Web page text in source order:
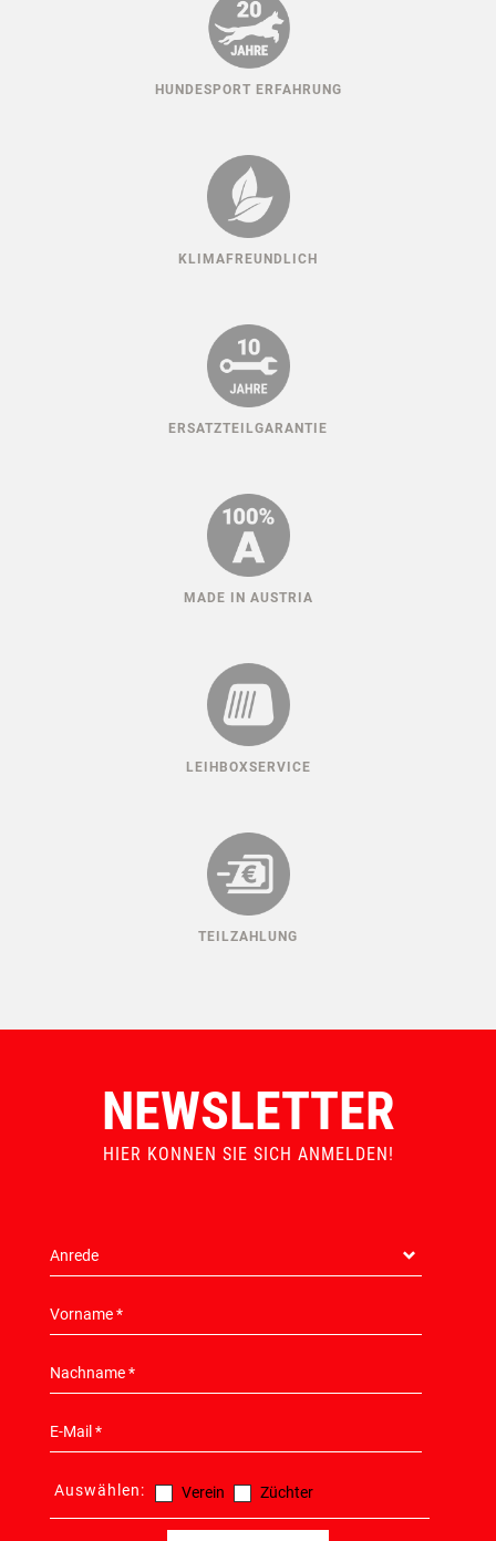
HUNDESPORT ERFAHRUNG
KLIMAFREUNDLICH
ERSATZTEILGARANTIE
MADE IN AUSTRIA
LEIHBOXSERVICE
TEILZAHLUNG
NEWSLETTER
HIER KONNEN SIE SICH ANMELDEN!
Auswählen: Verein Züchter